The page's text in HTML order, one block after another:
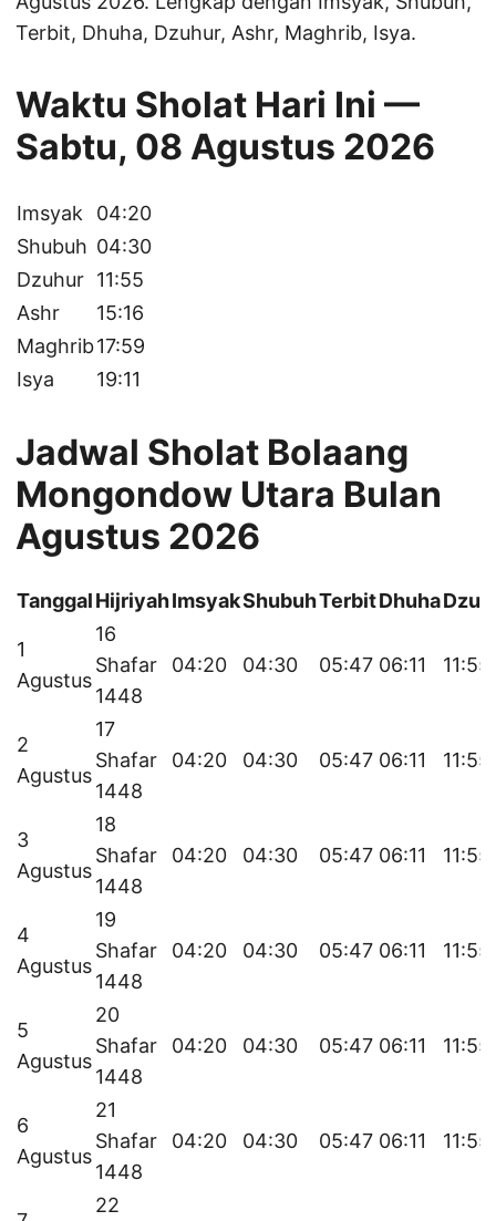
Terbit, Dhuha, Dzuhur, Ashr, Maghrib, Isya.
Waktu Sholat Hari Ini —
Sabtu, 08 Agustus 2026
Imsyak
04:20
Shubuh 04:30
Dzuhur 11:55
Ashr
15:16
Maghrib17:59
Isya
19:11
Jadwal Sholat Bolaang
Mongondow Utara Bulan
Agustus 2026
TanggalHijriyahImsyakShubuhTerbitDhuha
1
Agustus
16
Shafar
1448
04:20 04:30 05:47 06:11 11:55
2
Agustus
17
Shafar
1448
04:20 04:30 05:47 06:11 11:55
3
Agustus
18
Shafar
1448
04:20 04:30 05:47 06:11 11:55
4
Agustus
19
Shafar
1448
04:20 04:30 05:47 06:11 11:55
5
Agustus
20
Shafar
1448
04:20 04:30 05:47 06:11 11:55
6
Agustus
21
Shafar
1448
04:20 04:30 05:47 06:11 11:55
22